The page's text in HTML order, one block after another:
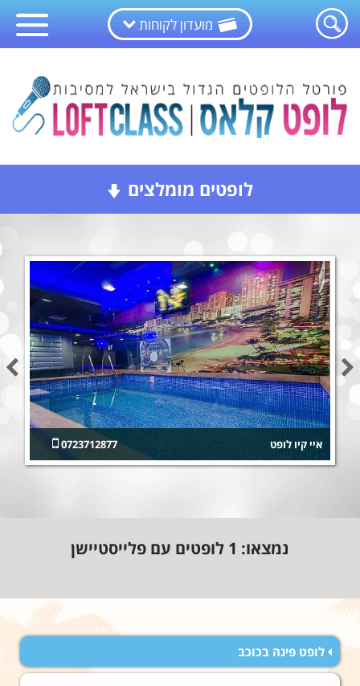
מועדון לקוחות
לופטים מומלצים
0723712877 איי קיו לופט
נמצאו: 1 לופטים עם פלייסטיישן
לופט פינה בכוכב